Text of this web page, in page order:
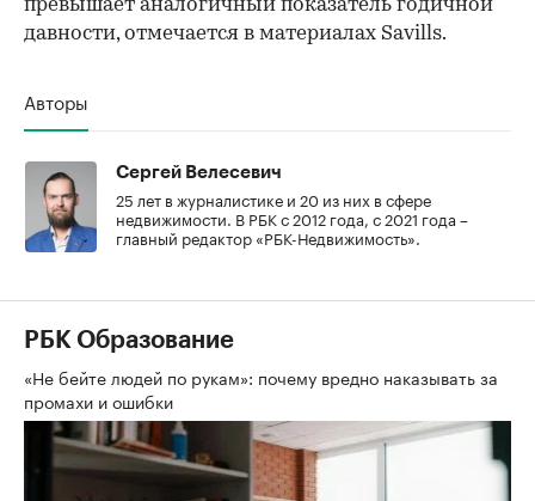
превышает аналогичный показатель годичной
давности, отмечается в материалах Savills.
Авторы
Сергей Велесевич
25 лет в журналистике и 20 из них в сфере
недвижимости. В РБК с 2012 года, с 2021 года –
главный редактор «РБК-Недвижимость».
РБК Образование
«Не бейте людей по рукам»: почему вредно наказывать за
промахи и ошибки